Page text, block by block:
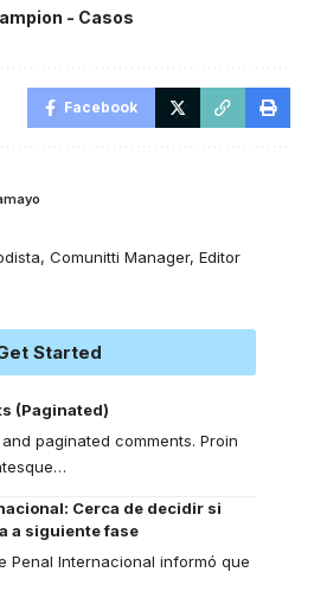
- Casos
Facebook
Comunitti Manager, Editor
Started
(Paginated)
paginated comments. Proin
…
Cerca de decidir si
a siguiente fase
Penal Internacional informó que